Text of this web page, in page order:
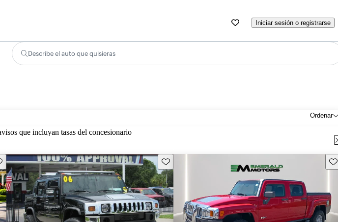
Iniciar sesión o registrarse
Describe el auto que quisieras
Ordenar
que incluyan tasas del concesionario
este Aviso Guarda este Aviso